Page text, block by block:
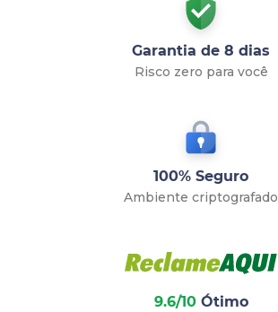
Garantia de 8 dias
Risco zero para você
100% Seguro
Ambiente criptografado
9.6/10Ótimo